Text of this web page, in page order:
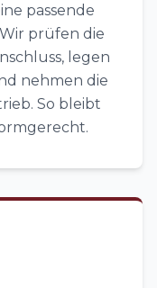
passende
prüfen die
legen
nehmen die
So bleibt